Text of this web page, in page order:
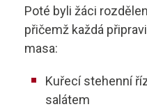
Skupina C
Skupina C+E
Skupina T
Virtuální
Poté byli žáci
přičemž každá
masa:
Kuřecí stehenní
salátem